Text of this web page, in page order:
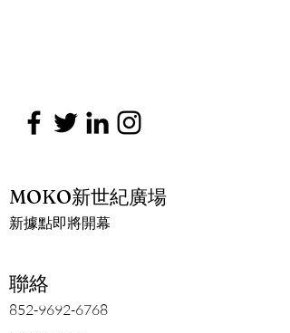
MOKO新世紀廣場
新據點即將開幕
聯絡
852-9692-6768